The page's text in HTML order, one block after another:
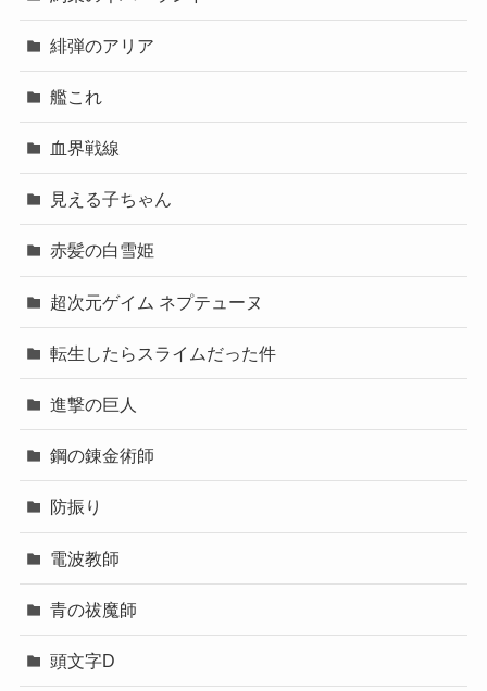
緋弾のアリア
艦これ
血界戦線
見える子ちゃん
赤髪の白雪姫
超次元ゲイム ネプテューヌ
転生したらスライムだった件
進撃の巨人
鋼の錬金術師
防振り
電波教師
青の祓魔師
頭文字D